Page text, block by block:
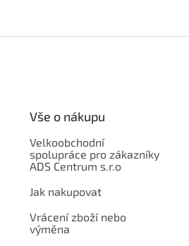
Vše o nákupu
Velkoobchodní
spolupráce pro zákazníky
ADS Centrum s.r.o
Jak nakupovat
Vrácení zboží nebo
výměna